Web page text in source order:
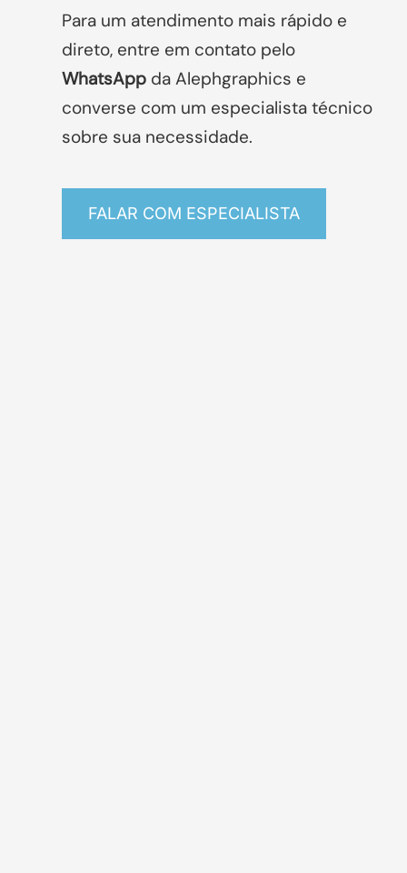
Para um atendimento mais rápido e
direto, entre em contato pelo
WhatsApp da Alephgraphics e
converse com um especialista técnico
sobre sua necessidade.
FALAR COM ESPECIALISTA